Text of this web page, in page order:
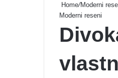
Home/Moderni
Moderni reseni